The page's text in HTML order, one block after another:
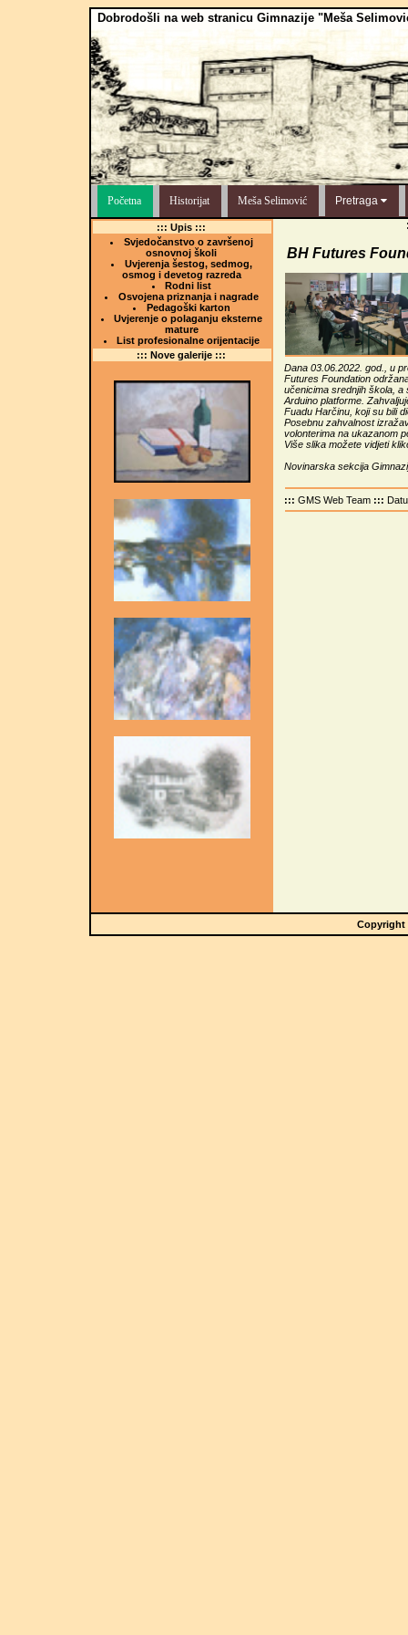
Dobrodošli na web stranicu Gimnazije "Meša
Početna Historijat Meša Selimović Pretraga
::: Upis :::
Svjedočanstvo o završenoj
osnovnoj školi
Uvjerenja šestog, sedmog,
osmog i devetog razreda
Rodni list
Osvojena priznanja i nagrade
Pedagoški karton
Uvjerenje o polaganju eksterne
mature
List profesionalne orijentacije
::: Nove galerije :::
BH Futures
Dana 03.06.2022. god., u
Futures Foundation
učenicima srednjih škola, a
Arduino platforme.
Fuadu Harčinu, koji su bili
Posebnu zahvalnost
volonterima na ukazanom
Više slika možete vidjeti
Novinarska sekcija
:::GMS Web Team :::
Copyright